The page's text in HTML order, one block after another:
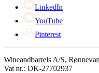
LinkedIn
YouTube
Pinterest
Wineandbarrels A/S,
Vat nr.: DK-27702937